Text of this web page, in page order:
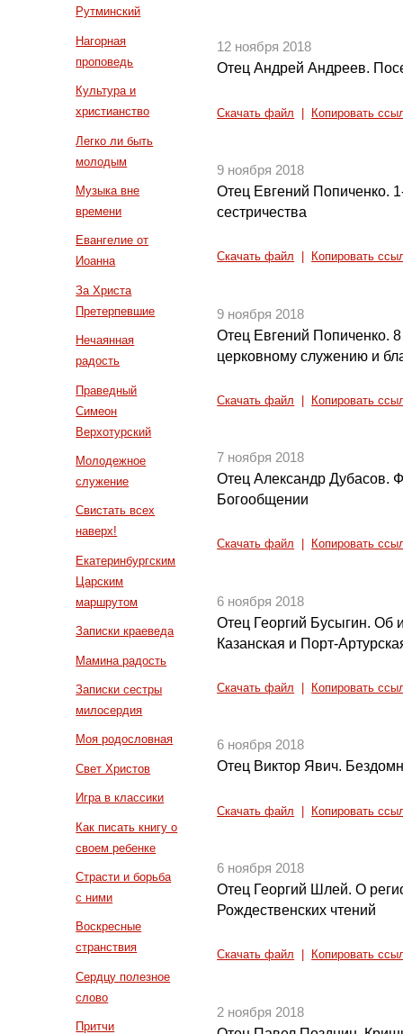
Рутминский
Нагорная
проповедь
Культура и
христианство
Легко ли быть
молодым
Музыка вне
времени
Евангелие от
Иоанна
За Христа
Претерпевшие
Нечаянная
радость
Праведный
Симеон
Верхотурский
Молодежное
служение
Свистать всех
наверх!
Екатеринбургским
Царским
маршрутом
Записки краеведа
Мамина радость
Записки сестры
милосердия
Моя родословная
Свет Христов
Игра в классики
Как писать книгу о
своем ребенке
Страсти и борьба
с ними
Воскресные
странствия
Сердцу полезное
слово
Притчи
12 ноября 2018
Отец Андрей Андреев.
Скачать файл Копировать
9 ноября 2018
Отец Евгений Попиченко.
сестричества
Скачать файл Копировать
9 ноября 2018
Отец Евгений Попиченко.
церковному служению и
Скачать файл Копировать
7 ноября 2018
Отец Александр Дубасов.
Богообщении
Скачать файл Копировать
6 ноября 2018
Отец Георгий Бусыгин. Об
Казанская и Порт-
Скачать файл Копировать
6 ноября 2018
Отец Виктор Явич.
Скачать файл Копировать
6 ноября 2018
Отец Георгий Шлей. О
Рождественских чтений
Скачать файл Копировать
2 ноября 2018